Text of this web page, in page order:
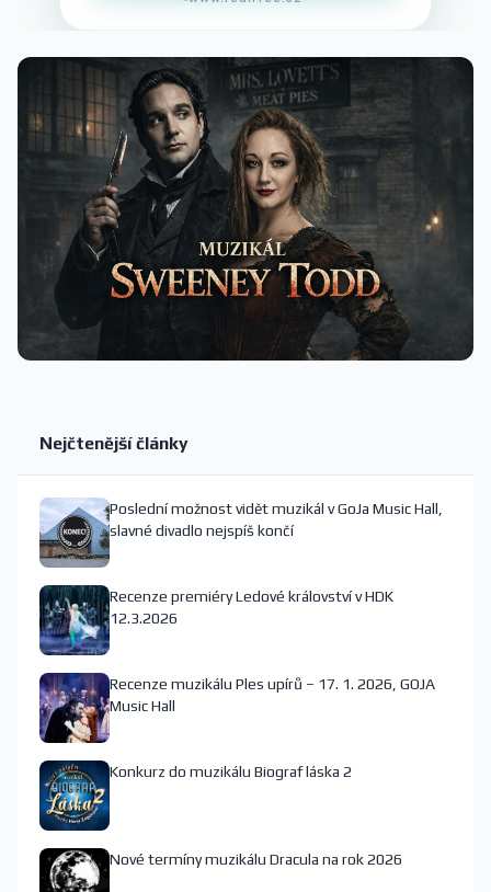
Nejčtenější články
Poslední možnost vidět muzikál v GoJa Music Hall,
slavné divadlo nejspíš končí
Recenze premiéry Ledové království v HDK
12.3.2026
Recenze muzikálu Ples upírů – 17. 1. 2026, GOJA
Music Hall
Konkurz do muzikálu Biograf láska 2
Nové termíny muzikálu Dracula na rok 2026